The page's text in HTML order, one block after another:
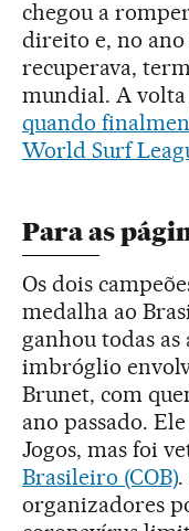
chegou a
direito e, no ano
recuperava,
mundial. A volta
quando
World Surf
Para as
Os dois
medalha ao
ganhou todas as
imbróglio
Brunet, com
ano passado.
Jogos, mas foi
Brasileiro (COB).
organizadores